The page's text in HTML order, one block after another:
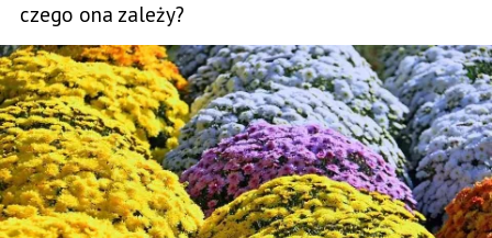
czego ona zależy?